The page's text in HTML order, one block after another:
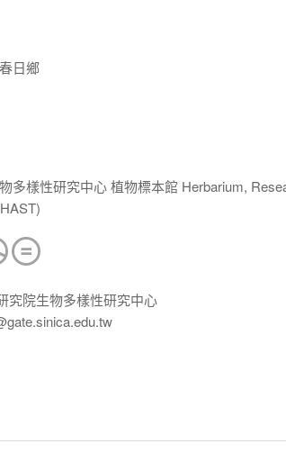
日鄉
多樣性研究中心 植物標本館 Herbarium,
究院生物多樣性研究中心